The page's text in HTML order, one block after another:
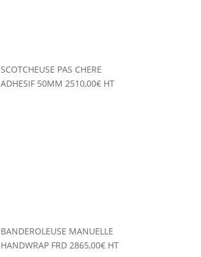
SCOTCHEUSE PAS CHERE
ADHESIF 50MM 2510,00€ HT
BANDEROLEUSE MANUELLE
HANDWRAP FRD 2865,00€ HT